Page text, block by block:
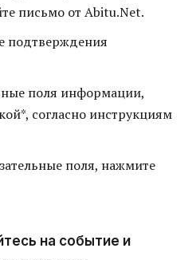
письмо от Abitu.Net.
подтверждения
поля информации,
согласно инструкциям
поля, нажмите
на событие и